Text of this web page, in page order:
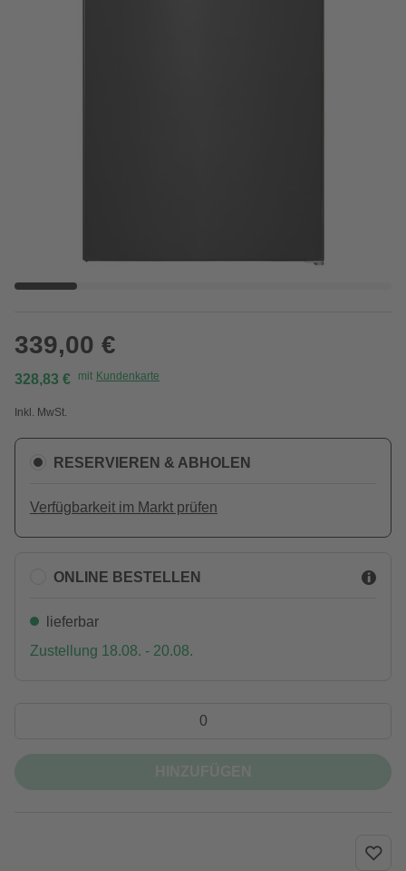
339,00 €
328,83 € mit Kundenkarte
Inkl. MwSt.
RESERVIEREN & ABHOLEN
Verfügbarkeit im Markt prüfen
ONLINE BESTELLEN
lieferbar
Zustellung 18.08. - 20.08.